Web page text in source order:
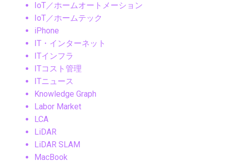
IoT／ホームオートメーション
IoT／ホームテック
iPhone
IT・インターネット
ITインフラ
ITコスト管理
ITニュース
Knowledge Graph
Labor Market
LCA
LiDAR
LiDAR SLAM
MacBook